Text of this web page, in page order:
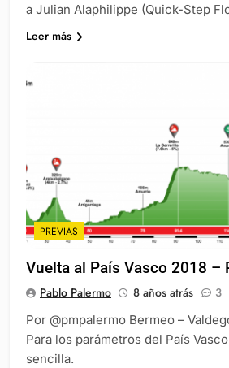
a Julian Alaphilippe (Quick-Step
Leer más
PREVIAS
Vuelta al País Vasco 2018 –
Pablo Palermo 8 años atrás 3
Por @pmpalermo Bermeo –
Para los parámetros del País
sencilla.